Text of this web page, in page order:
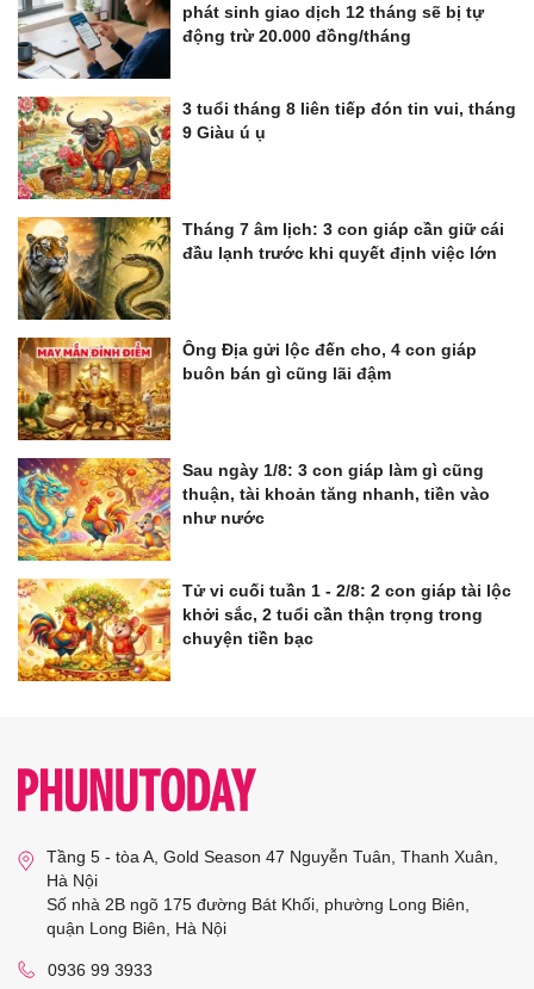
phát sinh giao dịch 12 tháng sẽ bị tự
động trừ 20.000 đồng/tháng
3 tuổi tháng 8 liên tiếp đón tin vui, tháng
9 Giàu ú ụ
Tháng 7 âm lịch: 3 con giáp cần giữ cái
đầu lạnh trước khi quyết định việc lớn
Ông Địa gửi lộc đến cho, 4 con giáp
buôn bán gì cũng lãi đậm
Sau ngày 1/8: 3 con giáp làm gì cũng
thuận, tài khoản tăng nhanh, tiền vào
như nước
Tử vi cuối tuần 1 - 2/8: 2 con giáp tài lộc
khởi sắc, 2 tuổi cần thận trọng trong
chuyện tiền bạc
Tầng 5 - tòa A, Gold Season 47 Nguyễn Tuân, Thanh Xuân,
Hà Nội
Số nhà 2B ngõ 175 đường Bát Khối, phường Long Biên,
quận Long Biên, Hà Nội
0936 99 3933